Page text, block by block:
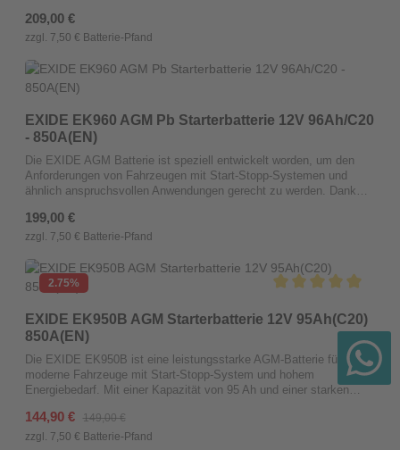
Batterien nur gegen AGM und EFB nur gegen EFB, um die volle
Funktionalität sicherzustellen.
Korrosionsfeste Legierungen garantieren exzellente
Temperaturbeständigkeit und hohe Kaltstartleistung, was die MOLL
besonders korrosionsfesten LegierungenVerwendung von speziell
entwickelten AktivmassenRobuste Fallgusstechnik mit verstärktem
GitterdesignNiedriger Wasserverbrauch - wartungsfrei durch
Calcium-Gitter-TechnologieHöchste Auslaufsicherheit durch
patentierten Doppeldeckel mit ESD-sicheren
VerschlussstopfenLängere Lagerzeit durch Calcium-Gitter-
TechnologieHohe RüttelfestigkeitQualität Made in Germany100%
recyclingfähigBitte beachten Sie, dass AFB Batterien angelernt
werden müssen.
Regulärer Preis:
209,00 €
zzgl. 7,50 € Batterie-Pfand
EXIDE EK960 AGM Pb Starterbatterie 12V 96Ah/C20
- 850A(EN)
Die EXIDE AGM Batterie ist speziell entwickelt worden, um den
Anforderungen von Fahrzeugen mit Start-Stopp-Systemen und
ähnlich anspruchsvollen Anwendungen gerecht zu werden. Dank
verlässliche Leistung, selbst unter extremen Bedingungen. Diese
Batterie zeichnet sich durch ihre starke Startleistung aus und ist in
Einsatz strapazierfähiger Materialien und fortschrittlicher
Fertigungstechniken ist sie besonders robust und widerstandsfähig
gegenüber Vibrationen und Stößen.Außerdem ist die Batterie
komplett versiegelt und wartungsfrei, was ihre Handhabung
vereinfacht und ihre Lebensdauer verlängert. Sie eignet sich für
eine Vielzahl von Fahrzeugen und erfüllt höchste Standards in
Sachen Leistung und Zuverlässigkeit.Bitte beachten Sie, dass
AGM Batterien angelernt werden müssen.
Regulärer Preis:
199,00 €
zzgl. 7,50 € Batterie-Pfand
2.75%
EXIDE EK950B AGM Starterbatterie 12V 95Ah(C20)
850A(EN)
Die EXIDE EK950B ist eine leistungsstarke AGM-Batterie für
moderne Fahrzeuge mit Start-Stopp-System und hohem
Energiebedarf. Mit einer Kapazität von 95 Ah und einer starken
Temperaturen für zuverlässige Motorstarts.Dank ihrer hohen
Leistungsreserven versorgt die Batterie zahlreiche elektrische
Verkaufspreis:
144,90 € Regulärer Preis:
149,00 €
zzgl. 7,50 € Batterie-Pfand